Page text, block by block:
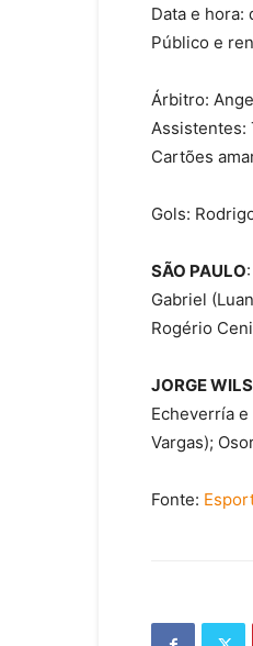
Data e hora:
Público e
Árbitro:
Assistentes:
Cartões
Gols:
SÃO PAULO
Gabriel
Rogério Ceni
JORGE
Echeverría
Vargas);
Fonte: